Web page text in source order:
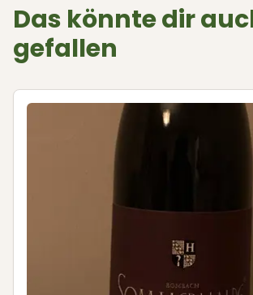
Das könnte dir
gefallen